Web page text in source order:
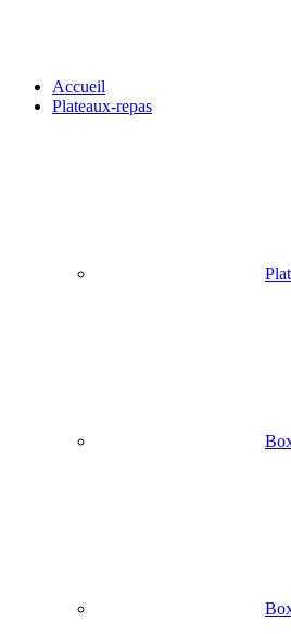
Accueil
Plateaux-repas